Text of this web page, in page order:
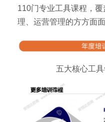
110门专业工具课程，
理、运营管理的方方面面
五大核心工